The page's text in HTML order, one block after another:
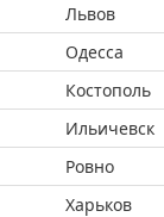
Львов
Одесса
Костополь
Ильичевск
Ровно
Харьков